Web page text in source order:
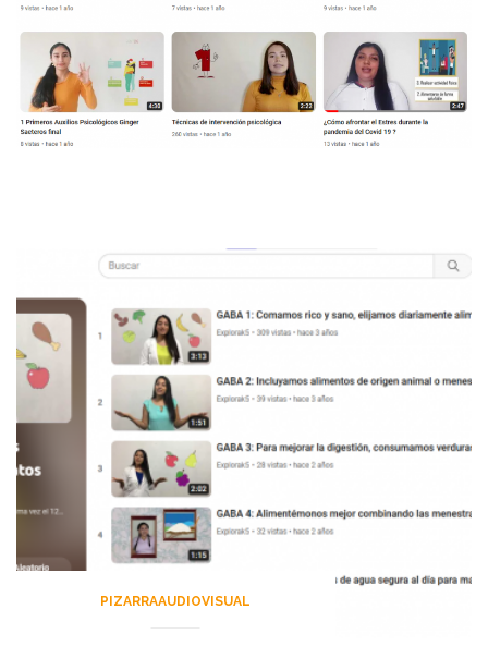
PIZARRAAUDIOVISUAL